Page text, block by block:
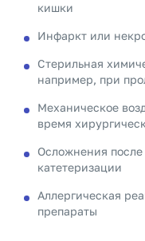
кишки
Инфаркт или
Стерильная
например, при
Механическое
время
Осложнения после
катетеризации
Аллергическая
препараты